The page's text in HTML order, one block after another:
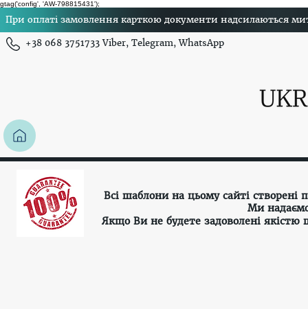
gtag('config', 'AW-798815431');
При оплаті замовлення карткою документи надсилаються
+38 068 3751733 Viber, Telegram, WhatsApp
Всі шаблони на цьому сайті
Ми
Якщо Ви не будете задоволені